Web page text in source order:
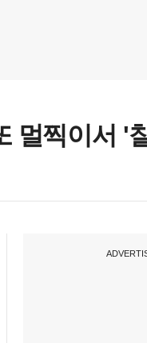
멀찍이서 '